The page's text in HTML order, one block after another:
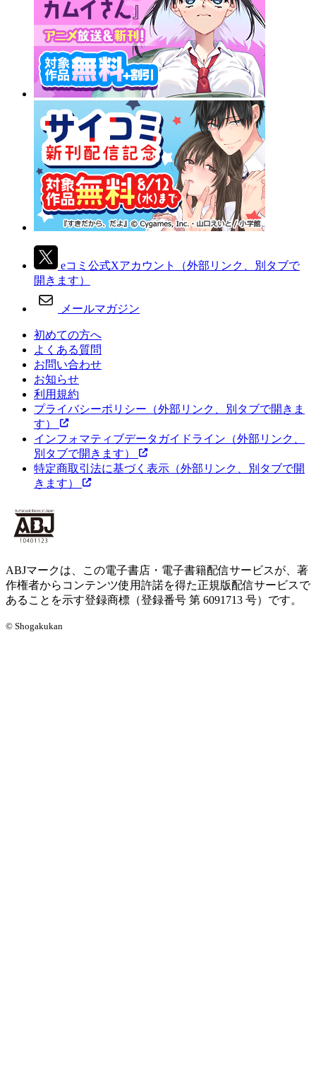
eコミ公式Xアカウント
（外部リンク、別タブで
開きます）
メールマガジン
初めての方へ
よくある質問
お問い合わせ
お知らせ
利用規約
プライバシーポリシー （外部リンク、別タブで開きま
す）
インフォマティブデータガイドライン （外部リンク、
別タブで開きます）
特定商取引法に基づく表示 （外部リンク、別タブで開
きます）
ABJマークは、この電子書店・電子書籍配信サービスが、著
作権者からコンテンツ使用許諾を得た正規版配信サービスで
あることを示す登録商標（登録番号 第 6091713 号）です。
© Shogakukan